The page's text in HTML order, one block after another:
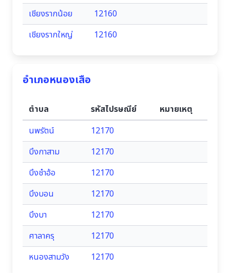
เชียงรากน้อย
12160
เชียงรากใหญ่
12160
อำเภอหนองเสือ
ตำบล รหัสไปรษณีย์
หมายเหตุ
นพรัตน์
12170
บึงกาสาม
12170
บึงชำอ้อ
12170
บึงบอน
12170
บึงบา
12170
ศาลาครุ
12170
หนองสามวัง
12170